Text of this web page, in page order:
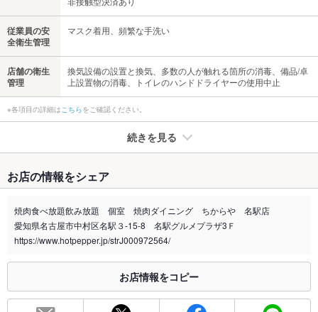
従業員の安
全衛生管理
マスク着用、頻繁な手洗い
店舗の衛生
管理
換気設備の設置と換気、多数の人が触れる箇所の消毒、備品/卓
上設置物の消毒、トイレのハンドドライヤーの使用中止
※各項目の詳細は こちらをご確認ください。
続きを見る
禁煙・喫煙 全席禁煙
喫煙専用室 なし
※2020年4月1日～受動喫煙対策に関する法律が施行されています。正しい情報はお店へお問い
総席数 88席(個室は2～60名様までOK！)
お店の情報をシェア
焼肉食べ放題飲み放題 個室 焼肉ダイニング ちからや 名駅店
愛知県名古屋市中村区名駅３-15-8 名駅グルメプラザ3Ｆ
https://www.hotpepper.jp/strJ000972564/
お店情報をコピー